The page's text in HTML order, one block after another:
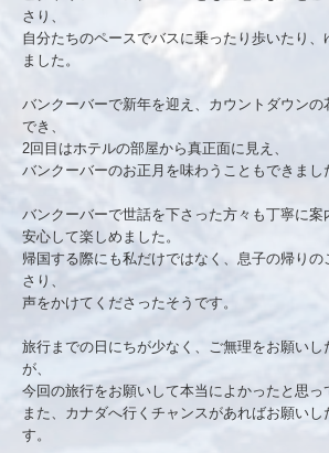
さり、
自分たちのペースでバスに乗ったり歩いたり、
ました。
バンクーバーで新年を迎え、カウントダウンの
でき、
2回目はホテルの部屋から真正面に見え、
バンクーバーのお正月を味わうこともできまし
バンクーバーで世話を下さった方々も丁寧に案
安心して楽しめました。
帰国する際にも私だけではなく、息子の帰り
さり、
声をかけてくださったそうです。
旅行までの日にちが少なく、ご無理をお願いし
が、
今回の旅行をお願いして本当によかったと思っ
また、カナダへ行くチャンスがあればお願いし
す。